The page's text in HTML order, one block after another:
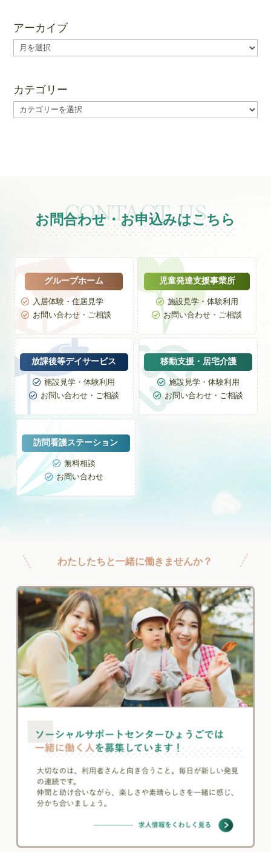
アーカイブ
ア
ー
イ
ブ
カテゴリー
カ
テ
お問合わせ・お申込みはこちら
グループホーム
 入居体験・住居見学
 お問い合わせ・ご相談
児童発達支援事業所
 施設見学・体験利用
 お問い合わせ・ご相談
放課後等デイサービス
 施設見学・体験利用
 お問い合わせ・ご相談
移動支援・居宅介護
 施設見学・体験利用
 お問い合わせ・ご相談
訪問看護ステーション
 無料相談
 お問い合わせ
わたしたちと一緒に働きませんか？